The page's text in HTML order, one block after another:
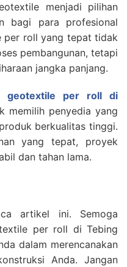
menjadi pilihan
bagi para profesional
per roll yang tepat tidak
pembangunan, tetapi
jangka panjang.
geotextile per roll di
memilih penyedia yang
berkualitas tinggi.
yang tepat, proyek
dan tahan lama.
artikel ini. Semoga
per roll di Tebing
dalam merencanakan
Anda. Jangan